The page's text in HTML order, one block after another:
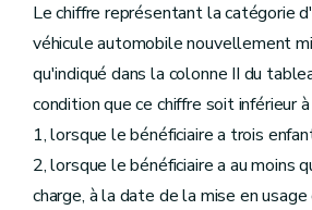
Le chiffre représentant la catégorie
véhicule automobile nouvellement
qu'indiqué dans la colonne II du
condition que ce chiffre soit inférieur
1, lorsque le bénéficiaire a trois
2, lorsque le bénéficiaire a au moins
charge, à la date de la mise en